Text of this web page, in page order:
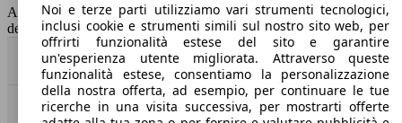
AutoScout24 non si assume alcuna responsabilità per la correttezza
dei dati.
Torna su
Benvenuti su AutoScout24, il mercato auto europeo.
Noi e terze parti utilizziamo vari strumenti tecnologici,
inclusi cookie e strumenti simili sul nostro sito web, per
offrirti funzionalità estese del sito e garantire
un'esperienza utente migliorata. Attraverso queste
funzionalità estese, consentiamo la personalizzazione
della nostra offerta, ad esempio, per continuare le tue
ricerche in una visita successiva, per mostrarti offerte